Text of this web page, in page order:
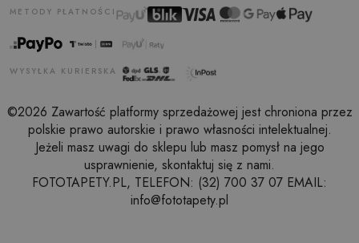
WYSYŁKA KURIERSKA
METODY PŁATNOŚCI
©2026 Zawartość platformy sprzedażowej jest chroniona przez
polskie prawo autorskie i prawo własności intelektualnej.
Jeżeli masz uwagi do sklepu lub masz pomysł na jego
usprawnienie, skontaktuj się z nami.
FOTOTAPETY.PL, TELEFON: (32) 700 37 07 EMAIL:
info@fototapety.pl